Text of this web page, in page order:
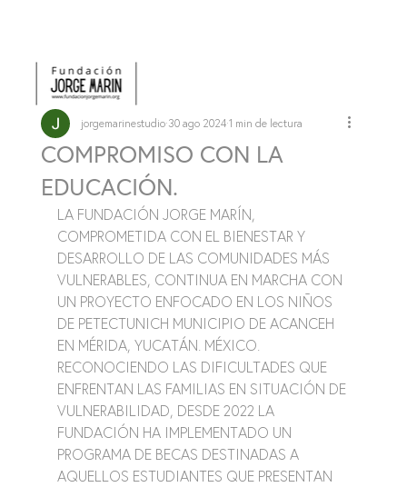
COMPROMISO CON LA
EDUCACIÓN.
jorgemarinestudio 30 ago 2024 1 min de lectura
LA FUNDACIÓN JORGE MARÍN,
COMPROMETIDA CON EL BIENESTAR Y
DESARROLLO DE LAS COMUNIDADES MÁS
VULNERABLES, CONTINUA EN MARCHA CON
UN PROYECTO ENFOCADO EN LOS NIÑOS
DE PETECTUNICH MUNICIPIO DE ACANCEH
EN MÉRIDA, YUCATÁN. MÉXICO.
RECONOCIENDO LAS DIFICULTADES QUE
ENFRENTAN LAS FAMILIAS EN SITUACIÓN DE
VULNERABILIDAD, DESDE 2022 LA
FUNDACIÓN HA IMPLEMENTADO UN
PROGRAMA DE BECAS DESTINADAS A
AQUELLOS ESTUDIANTES QUE PRESENTAN